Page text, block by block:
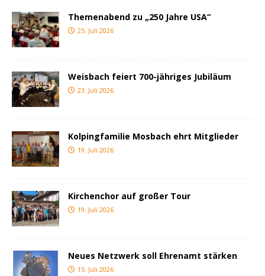
Themenabend zu „250 Jahre USA“
25. Juli 2026
Weisbach feiert 700-jähriges Jubiläum
23. Juli 2026
Kolpingfamilie Mosbach ehrt Mitglieder
19. Juli 2026
Kirchenchor auf großer Tour
19. Juli 2026
Neues Netzwerk soll Ehrenamt stärken
15. Juli 2026